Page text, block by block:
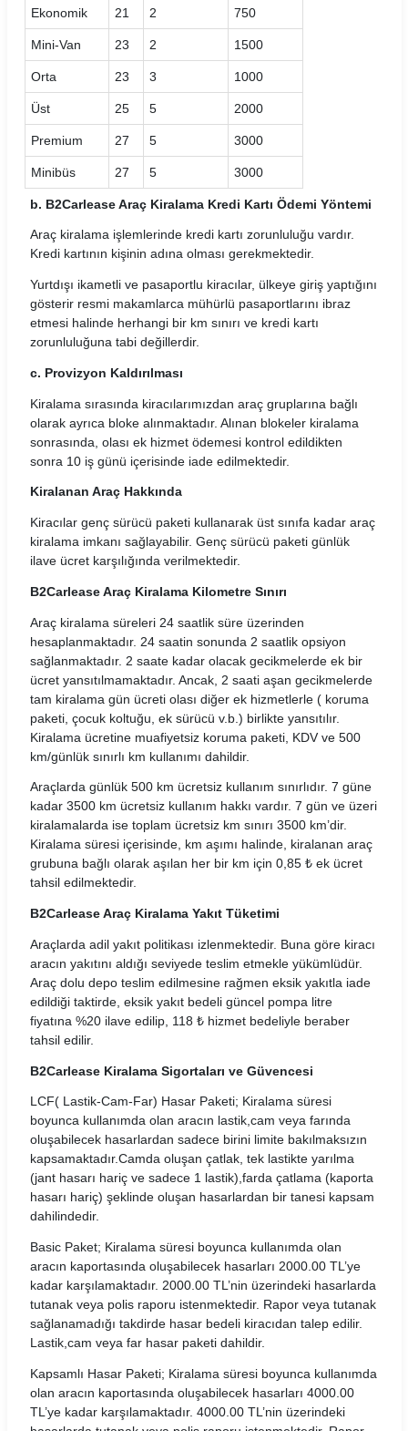
Dejavu Araç Kiralama Koşulları
Detay Araç Kiralama Koşulları
Didi Araç Kiralama Koşulları
Dmr Car Araç Kiralama Koşulları
Dokay Araç Kiralama Koşulları
Durucar Araç Kiralama Koşulları
EasyGo Araç Kiralama Koşulları
Ekar Global Araç Kiralama Koşulları
Emr Car Araç Kiralama Koşulları
Erboycar Araç Kiralama Koşulları
Eternalrental Araç Kiralama Koşulları
Europcar Araç Kiralama Koşulları
Garenta Araç Kiralama Koşulları
Goldcar Araç Kiralama Koşulları
Greenmotion Araç Kiralama Koşulları
Gri Rent Araç Kiralama Koşulları
Hasgül Araç Kiralama Koşulları
Hit Araç Kiralama Koşulları
HLS Filo Araç Kiralama Koşulları
İnteria Araç Kiralama Koşulları
Kar Araç Kiralama Koşulları
Leader Araç Kiralama Koşulları
LeaseCar Araç Kiralama Koşulları
MaraşRent Araç Kiralama Koşulları
Mayrent Araç Kiralama Koşulları
Mert Araç Kiralama Koşulları
Mobilup Araç Kiralama Koşulları
Multicar Araç Kiralama Koşulları
Natura Araç Kiralama Koşulları
Nissa Araç Kiralama Koşulları
Novacar Araç Kiralama Koşulları
Otocar Araç Kiralama Koşulları
Otoseç Araç Kiralama Koşulları
OtoTur Araç Kiralama Koşulları
Port Araç Kiralama Koşulları
Pusula Araç Kiralama Koşulları
Ekonomik 21 2 750
Mini-Van 23 2 1500
Orta 23 3 1000
Üst 25 5 2000
Premium 27 5 3000
Minibüs 27 5 3000
b. B2Carlease Araç Kiralama Kredi Kartı Ödemi Yöntemi
Araç kiralama işlemlerinde kredi kartı zorunluluğu vardır.
Kredi kartının kişinin adına olması gerekmektedir.
Yurtdışı ikametli ve pasaportlu kiracılar, ülkeye giriş yaptığını
gösterir resmi makamlarca mühürlü pasaportlarını ibraz
etmesi halinde herhangi bir km sınırı ve kredi kartı
zorunluluğuna tabi değillerdir.
c. Provizyon Kaldırılması
Kiralama sırasında kiracılarımızdan araç gruplarına bağlı
olarak ayrıca bloke alınmaktadır. Alınan blokeler kiralama
sonrasında, olası ek hizmet ödemesi kontrol edildikten
sonra 10 iş günü içerisinde iade edilmektedir.
Kiralanan Araç Hakkında
Kiracılar genç sürücü paketi kullanarak üst sınıfa kadar araç
kiralama imkanı sağlayabilir. Genç sürücü paketi günlük
ilave ücret karşılığında verilmektedir.
B2Carlease Araç Kiralama Kilometre Sınırı
Araç kiralama süreleri 24 saatlik süre üzerinden
hesaplanmaktadır. 24 saatin sonunda 2 saatlik opsiyon
sağlanmaktadır. 2 saate kadar olacak gecikmelerde ek bir
ücret yansıtılmamaktadır. Ancak, 2 saati aşan gecikmelerde
tam kiralama gün ücreti olası diğer ek hizmetlerle ( koruma
paketi, çocuk koltuğu, ek sürücü v.b.) birlikte yansıtılır.
Kiralama ücretine muafiyetsiz koruma paketi, KDV ve 500
km/günlük sınırlı km kullanımı dahildir.
Araçlarda günlük 500 km ücretsiz kullanım sınırlıdır. 7 güne
kadar 3500 km ücretsiz kullanım hakkı vardır. 7 gün ve üzeri
kiralamalarda ise toplam ücretsiz km sınırı 3500 km’dir.
Kiralama süresi içerisinde, km aşımı halinde, kiralanan araç
grubuna bağlı olarak aşılan her bir km için 0,85 ₺ ek ücret
tahsil edilmektedir.
B2Carlease Araç Kiralama Yakıt Tüketimi
Araçlarda adil yakıt politikası izlenmektedir. Buna göre kiracı
aracın yakıtını aldığı seviyede teslim etmekle yükümlüdür.
Araç dolu depo teslim edilmesine rağmen eksik yakıtla iade
edildiği taktirde, eksik yakıt bedeli güncel pompa litre
fiyatına %20 ilave edilip, 118 ₺ hizmet bedeliyle beraber
tahsil edilir.
B2Carlease Kiralama Sigortaları ve Güvencesi
LCF( Lastik-Cam-Far) Hasar Paketi; Kiralama süresi
boyunca kullanımda olan aracın lastik,cam veya farında
oluşabilecek hasarlardan sadece birini limite bakılmaksızın
kapsamaktadır.Camda oluşan çatlak, tek lastikte yarılma
(jant hasarı hariç ve sadece 1 lastik),farda çatlama (kaporta
hasarı hariç) şeklinde oluşan hasarlardan bir tanesi kapsam
dahilindedir.
Basic Paket; Kiralama süresi boyunca kullanımda olan
aracın kaportasında oluşabilecek hasarları 2000.00 TL’ye
kadar karşılamaktadır. 2000.00 TL’nin üzerindeki hasarlarda
tutanak veya polis raporu istenmektedir. Rapor veya tutanak
sağlanamadığı takdirde hasar bedeli kiracıdan talep edilir.
Lastik,cam veya far hasar paketi dahildir.
Kapsamlı Hasar Paketi; Kiralama süresi boyunca kullanımda
olan aracın kaportasında oluşabilecek hasarları 4000.00
TL’ye kadar karşılamaktadır. 4000.00 TL’nin üzerindeki